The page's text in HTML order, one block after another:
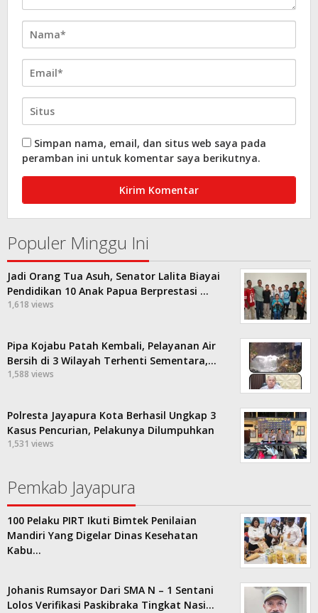
Simpan nama, email, dan situs web saya pada
peramban ini untuk komentar saya berikutnya.
Populer Minggu Ini
Jadi Orang Tua Asuh, Senator Lalita Biayai
Pendidikan 10 Anak Papua Berprestasi …
1,618 views
Pipa Kojabu Patah Kembali, Pelayanan Air
Bersih di 3 Wilayah Terhenti Sementara,…
1,588 views
Polresta Jayapura Kota Berhasil Ungkap 3
Kasus Pencurian, Pelakunya Dilumpuhkan
1,531 views
Pemkab Jayapura
100 Pelaku PIRT Ikuti Bimtek Penilaian
Mandiri Yang Digelar Dinas Kesehatan
Kabu…
Johanis Rumsayor Dari SMA N – 1 Sentani
Lolos Verifikasi Paskibraka Tingkat Nasi…